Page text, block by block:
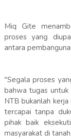
Miq Gite
proses yang
antara
"Segala proses
bahwa tugas untuk
NTB bukanlah
tercapai tanpa
pihak baik
masyarakat di